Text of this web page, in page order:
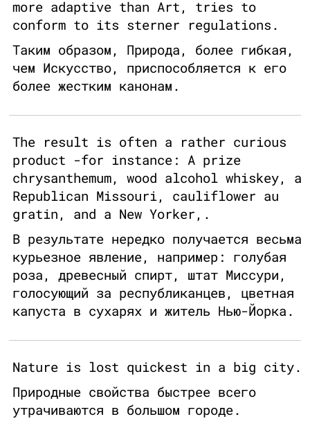
more adaptive than Art, tries to
conform to its sterner regulations.
Таким образом, Природа, более гибкая,
чем Искусство, приспособляется к его
более жестким канонам.
The result is often a rather curious
product -for instance: A prize
chrysanthemum, wood alcohol whiskey, a
Republican Missouri, cauliflower au
gratin, and a New Yorker,.
В результате нередко получается весьма
курьезное явление, например: голубая
роза, древесный спирт, штат Миссури,
голосующий за республиканцев, цветная
капуста в сухарях и житель Нью-Йорка.
Nature is lost quickest in a big city.
Природные свойства быстрее всего
утрачиваются в большом городе.